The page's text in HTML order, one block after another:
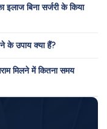
इलाज बिना सर्जरी के किया
के उपाय क्या हैं?
मिलने में कितना समय